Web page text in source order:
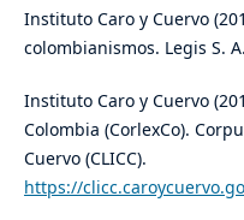
Instituto Caro y Cuervo
colombianismos. Legis S. A.
Instituto Caro y Cuervo
Colombia (CorlexCo).
Cuervo (CLICC).
https://